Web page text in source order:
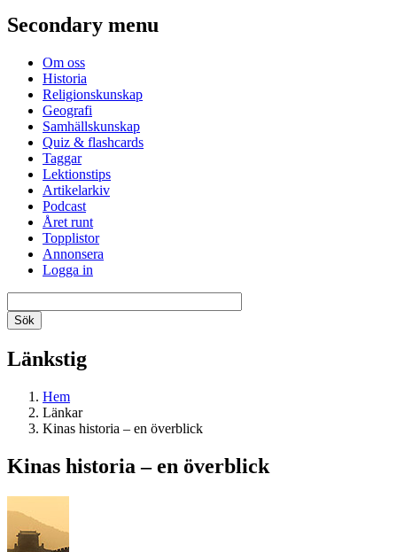
Secondary menu
Om oss
Historia
Religionskunskap
Geografi
Samhällskunskap
Quiz & flashcards
Taggar
Lektionstips
Artikelarkiv
Podcast
Året runt
Topplistor
Annonsera
Logga in
Länkstig
Hem
Länkar
Kinas historia – en överblick
Kinas historia – en överblick